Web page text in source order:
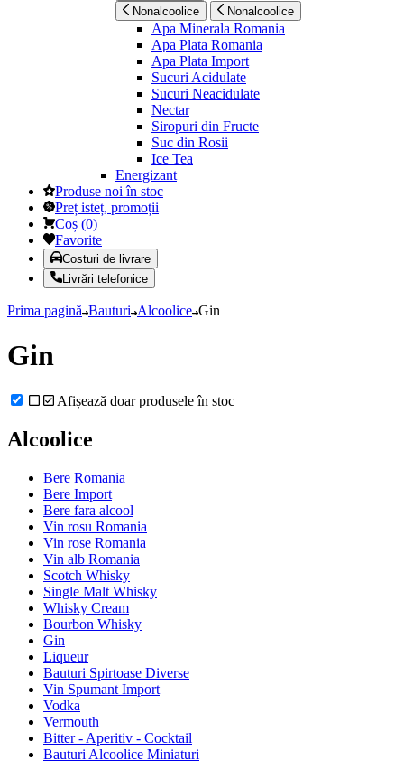
Nonalcoolice Nonalcoolice
Apa Minerala Romania
Apa Plata Romania
Apa Plata Import
Sucuri Acidulate
Sucuri Neacidulate
Nectar
Siropuri din Fructe
Suc din Rosii
Ice Tea
Energizant
Produse noi în stoc
Preț isteț, promoții
Coș (0)
Favorite
Costuri de livrare
Livrări telefonice
Prima pagină Bauturi Alcoolice Gin
Gin
Afișează doar produsele în stoc
Alcoolice
Bere Romania
Bere Import
Bere fara alcool
Vin rosu Romania
Vin rose Romania
Vin alb Romania
Scotch Whisky
Single Malt Whisky
Whisky Cream
Bourbon Whisky
Gin
Liqueur
Bauturi Spirtoase Diverse
Vin Spumant Import
Vodka
Vermouth
Bitter - Aperitiv - Cocktail
Bauturi Alcoolice Miniaturi